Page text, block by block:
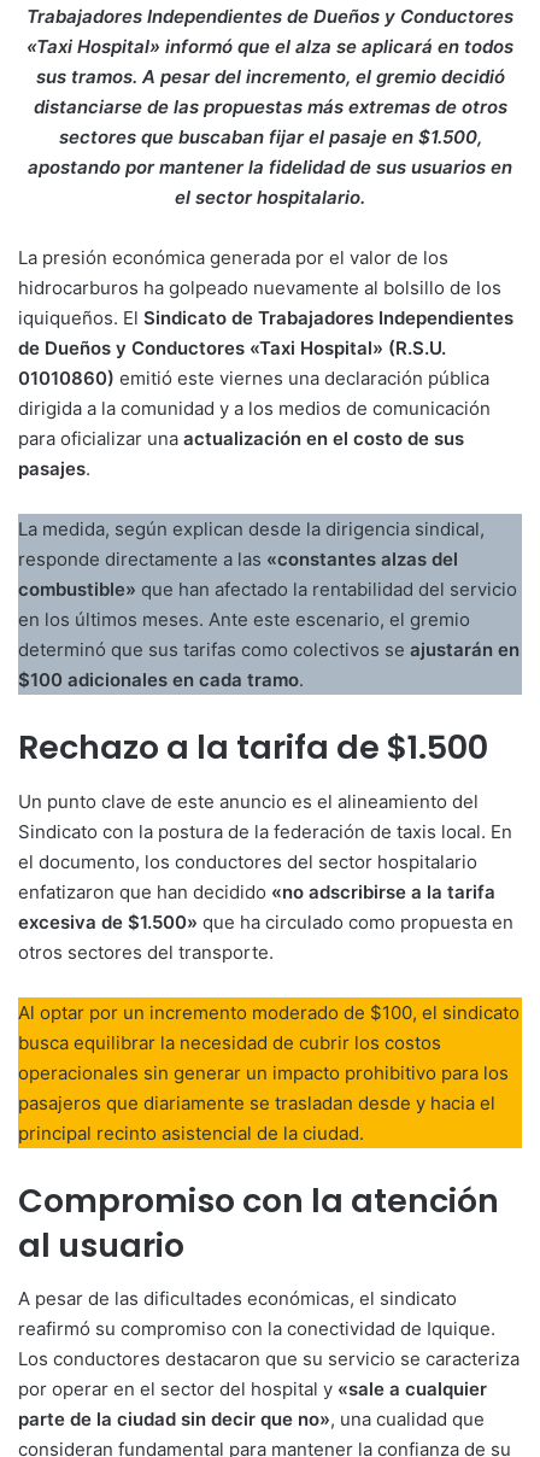
Trabajadores Independientes de Dueños y Conductores
«Taxi Hospital» informó que el alza se aplicará en todos
sus tramos. A pesar del incremento, el gremio decidió
distanciarse de las propuestas más extremas de otros
sectores que buscaban fijar el pasaje en $1.500,
apostando por mantener la fidelidad de sus usuarios en
el sector hospitalario.
La presión económica generada por el valor de los
hidrocarburos ha golpeado nuevamente al bolsillo de los
iquiqueños. El Sindicato de Trabajadores Independientes
de Dueños y Conductores «Taxi Hospital» (R.S.U.
01010860) emitió este viernes una declaración pública
dirigida a la comunidad y a los medios de comunicación
para oficializar una actualización en el costo de sus
pasajes.
La medida, según explican desde la dirigencia sindical,
responde directamente a las «constantes alzas del
combustible» que han afectado la rentabilidad del servicio
en los últimos meses. Ante este escenario, el gremio
determinó que sus tarifas como colectivos se ajustarán en
$100 adicionales en cada tramo.
Rechazo a la tarifa de $1.500
Un punto clave de este anuncio es el alineamiento del
Sindicato con la postura de la federación de taxis local. En
el documento, los conductores del sector hospitalario
enfatizaron que han decidido «no adscribirse a la tarifa
excesiva de $1.500» que ha circulado como propuesta en
otros sectores del transporte.
Al optar por un incremento moderado de $100, el sindicato
busca equilibrar la necesidad de cubrir los costos
operacionales sin generar un impacto prohibitivo para los
pasajeros que diariamente se trasladan desde y hacia el
principal recinto asistencial de la ciudad.
Compromiso con la atención
al usuario
A pesar de las dificultades económicas, el sindicato
reafirmó su compromiso con la conectividad de Iquique.
Los conductores destacaron que su servicio se caracteriza
por operar en el sector del hospital y «sale a cualquier
parte de la ciudad sin decir que no», una cualidad que
consideran fundamental para mantener la confianza de su